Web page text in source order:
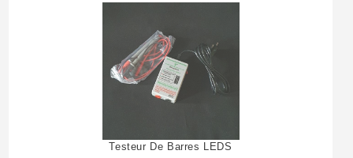
Testeur De Barres LEDS